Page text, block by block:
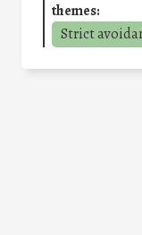
themes:
Strict